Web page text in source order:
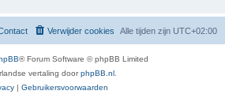
Alle tijden zijn UTC+02:00
Verwijder cookies
® Forum Software © phpBB Limited
vertaling doorphpBB.nl
| Gebruikersvoorwaarden